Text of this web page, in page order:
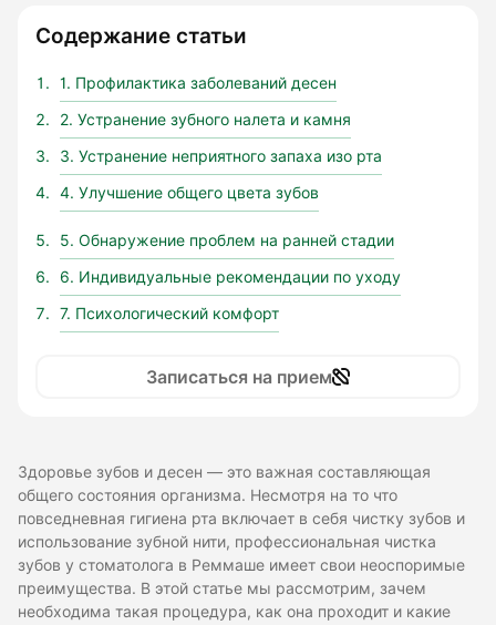
Содержание статьи
1. Профилактика заболеваний десен
2. Устранение зубного налета и камня
3. Устранение неприятного запаха изо рта
4. Улучшение общего цвета зубов
5. Обнаружение проблем на ранней стадии
6. Индивидуальные рекомендации по уходу
7. Психологический комфорт
Записаться на прием
Здоровье зубов и десен — это важная составляющая
общего состояния организма. Несмотря на то что
повседневная гигиена рта включает в себя чистку зубов и
использование зубной нити, профессиональная чистка
зубов у стоматолога в Реммаше имеет свои неоспоримые
преимущества. В этой статье мы рассмотрим, зачем
необходима такая процедура, как она проходит и какие